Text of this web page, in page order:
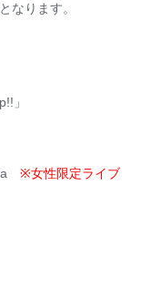
なります。
」
※女性限定ライブ